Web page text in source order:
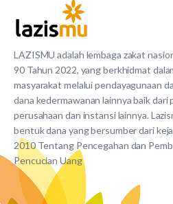
LAZISMU adalah lembaga zakat
90 Tahun 2022, yang berkhidmat
masyarakat melalui pendayagunaan
dana kedermawanan lainnya baik dari
perusahaan dan instansi lainnya.
bentuk dana yang bersumber dari
2010 Tentang Pencegahan dan
Pencucian Uang